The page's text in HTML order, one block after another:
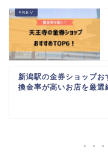
新潟駅の金券ショップお
換金率が高いお店を厳選